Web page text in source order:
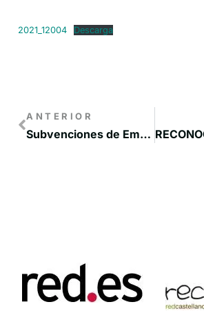
2021_12004 Descarga
ANTERIOR
Subvenciones de Emprendimiento Integra 4.0 de la Diputación de Cuenca